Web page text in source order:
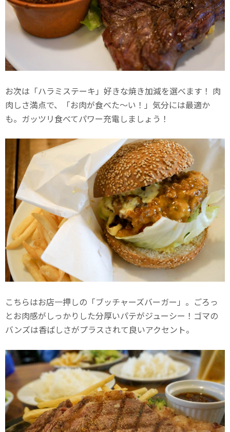
お次は「ハラミステーキ」好きな焼き加減を選べます！ 肉
肉しさ満点で、「お肉が食べた〜い！」気分には最適か
も。ガッツリ食べてパワー充電しましょう！
こちらはお店一押しの「ブッチャーズバーガー」。ごろっ
とお肉感がしっかりした分厚いパテがジューシー！ゴマの
バンズは香ばしさがプラスされて良いアクセント。